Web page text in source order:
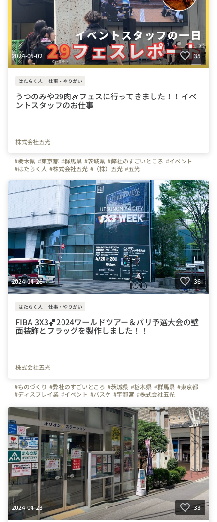
2024-05-02 35
はたらく人 仕事・やりがい
うつのみや29肉🍖フェスに行ってきました！！イベ
ントスタッフのお仕事
株式会社五光
#栃木県 #東京都 #群馬県 #茨城県 #弊社のすごいところ #イベント
#はたらく人 #株式会社五光 #（株）五光 #五光
2024-04-26 36
はたらく人 仕事・やりがい
FIBA 3X3🏀2024ワールドツアー＆パリ予選大会の壁
面装飾とフラッグを製作しました！！
株式会社五光
#ものづくり #弊社のすごいところ #茨城県 #栃木県 #群馬県 #東京都
#ディスプレイ業 #イベント #バスケ #宇都宮 #株式会社五光
2024-04-23 33